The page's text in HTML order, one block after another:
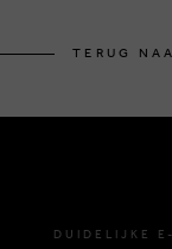
TERUG
DUIDELIJKE